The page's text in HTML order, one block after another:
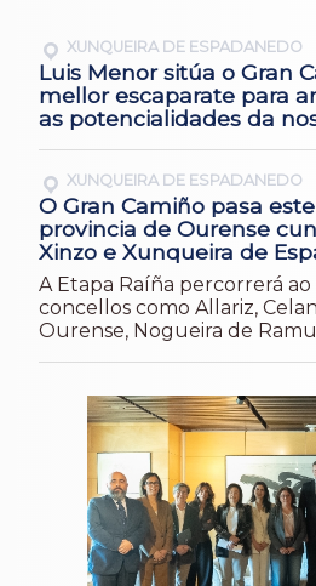
XUNQUEIRA DE ESPADANEDO
Luis Menor sitúa o Gran
mellor escaparate para
as potencialidades da
XUNQUEIRA DE ESPADANEDO
O Gran Camiño pasa
provincia de Ourense
Xinzo e Xunqueira de
A Etapa Raíña percorrerá
concellos como Allariz,
Ourense, Nogueira de